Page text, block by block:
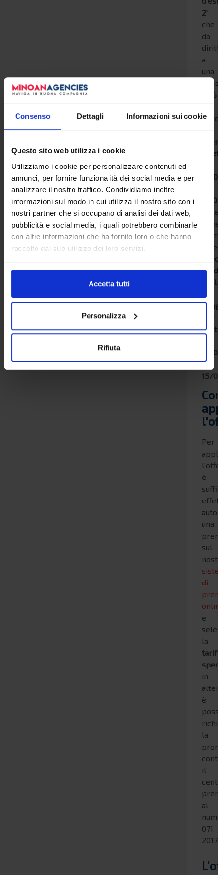
Consenso Dettagli Informazioni sui cookie
Questo sito web utilizza i cookie
Utilizziamo i cookie per personalizzare contenuti ed
annunci, per fornire funzionalità dei social media e per
analizzare il nostro traffico. Condividiamo inoltre
informazioni sul modo in cui utilizza il nostro sito con i
nostri partner che si occupano di analisi dei dati web,
pubblicità e social media, i quali potrebbero combinarle
con altre informazioni che ha fornito loro o che hanno
raccolto dal suo utilizzo dei loro servizi.
Accetta tutti
Personalizza
Rifiuta
2"
che
da
a
una
15%
su
le
01/
31/
15/
al
15/
Per
è
una
sul
di
e
la
in
è
la
il
al
071